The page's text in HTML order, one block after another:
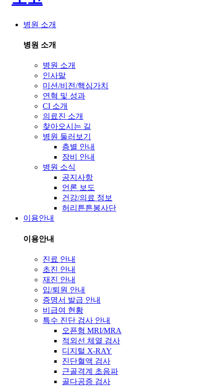
병원 소개
병원 소개
병원 소개
인사말
미션/비전/핵심가치
연혁 및 성과
CI 소개
의료진 소개
찾아오시는 길
병원 둘러보기
층별 안내
장비 안내
병원 소식
공지사항
언론 보도
건강/의료 정보
허리튼튼봉사단
이용안내
이용안내
진료 안내
초진 안내
재진 안내
입/퇴원 안내
증명서 발급 안내
비급여 현황
특수 진단 검사 안내
오픈형 MRI/MRA
적외선 체열 검사
디지털 X-RAY
진단혈액 검사
근골격계 초음파
골다공증 검사